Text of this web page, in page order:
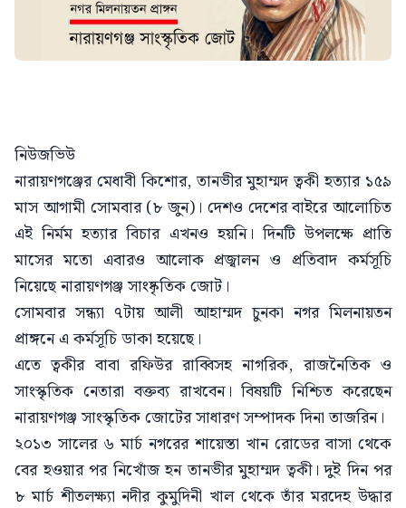
নিউজভিউ
নারায়ণগঞ্জের মেধাবী কিশোর, তানভীর মুহাম্মদ ত্বকী হত্যার ১৫৯
মাস আগামী সোমবার (৮ জুন)। দেশও দেশের বাইরে আলোচিত
এই নির্মম হত্যার বিচার এখনও হয়নি। দিনটি উপলক্ষে প্রাতি
মাসের মতো এবারও আলোক প্রজ্বালন ও প্রতিবাদ কর্মসূচি
নিয়েছে নারায়ণগঞ্জ সাংষ্কৃতিক জোট।
সোমবার সন্ধ্যা ৭টায় আলী আহাম্মদ চুনকা নগর মিলনায়তন
প্রাঙ্গনে এ কর্মসূচি ডাকা হয়েছে।
এতে ত্বকীর বাবা রফিউর রাব্বিসহ নাগরিক, রাজনৈতিক ও
সাংস্কৃতিক নেতারা বক্তব্য রাখবেন। বিষয়টি নিশ্চিত করেছেন
নারায়ণগঞ্জ সাংস্কৃতিক জোটের সাধারণ সম্পাদক দিনা তাজরিন।
২০১৩ সালের ৬ মার্চ নগরের শায়েস্তা খান রোডের বাসা থেকে
বের হওয়ার পর নিখোঁজ হন তানভীর মুহাম্মদ ত্বকী। দুই দিন পর
৮ মার্চ শীতলক্ষ্যা নদীর কুমুদিনী খাল থেকে তাঁর মরদেহ উদ্ধার